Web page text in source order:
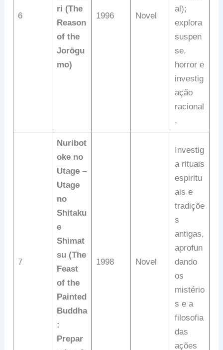
6
ri (The
Reason
of the
Jorōgu
mo)
1996 Novel
al);
explora
suspen
se,
horror e
investig
ação
racional
.
7
Nuribot
oke no
Utage –
Utage
no
Shitaku
e
Shimat
su (The
Feast
of the
Painted
Buddha
:
Prepar
1998 Novel
Investig
a rituais
espiritu
ais e
tradiçõe
s
antigas,
aprofun
dando
os
mistério
s e a
filosofia
das
ações